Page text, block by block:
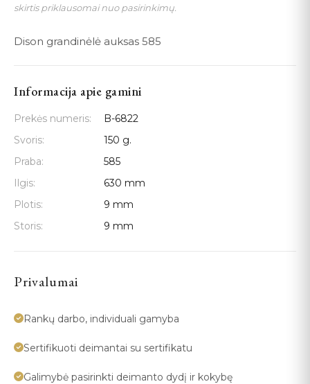
skirtis priklausomai nuo pasirinkimų.
Dison grandinėlė auksas 585
Informacija apie gamini
Prekės numeris:
B-6822
Svoris:
150 g.
Praba:
585
Ilgis:
630 mm
Plotis:
9 mm
Storis:
9 mm
Privalumai
Rankų darbo, individuali gamyba
Sertifikuoti deimantai su sertifikatu
Galimybė pasirinkti deimanto dydį ir kokybę